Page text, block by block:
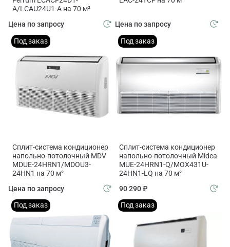
A/LCAU24U1-A на 70 м²
Цена по запросу
Цена по запросу
Под заказ
Сплит-система кондиционер
напольно-потолочный MDV
MDUE-24HRN1/MDOU3-
24HN1 на 70 м²
Цена по запросу
Под заказ
Сплит-система кондиционер
напольно-потолочный Midea
MUE-24HRN1-Q/MOX431U-
24HN1-LQ на 70 м²
90 290 ₽
Под заказ Под заказ